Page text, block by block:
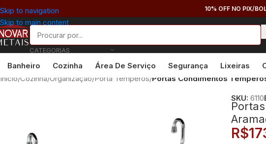
Skip to navigation
Skip to main content
10% OFF NO PIX/
CATEGORIAS
Banheiro Cozinha Área De Serviço Segurança Lixeiras
Início/Cozinha/Organização/Porta Temperos/Portas Condimentos
SKU:6110
R$